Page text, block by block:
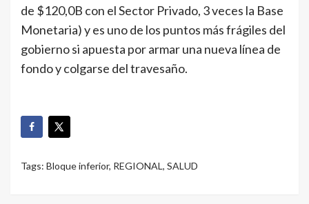
de $120,0B con el Sector Privado, 3 veces la Base
Monetaria) y es uno de los puntos más frágiles del
gobierno si apuesta por armar una nueva línea de
fondo y colgarse del travesaño.
Tags: Bloque inferior, REGIONAL, SALUD